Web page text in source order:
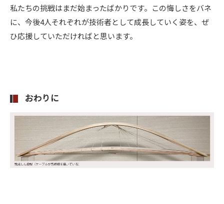
私たちの挑戦はまだ始まったばかりです。この悔しさをバネ
に、今後4人それぞれが技術者として成長していく姿を、ぜ
ひ応援していただければと思います。
おわりに